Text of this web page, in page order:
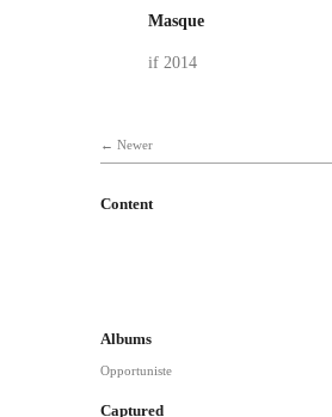
Masque
if 2014
Newer
Content
Albums
Opportuniste
Captured